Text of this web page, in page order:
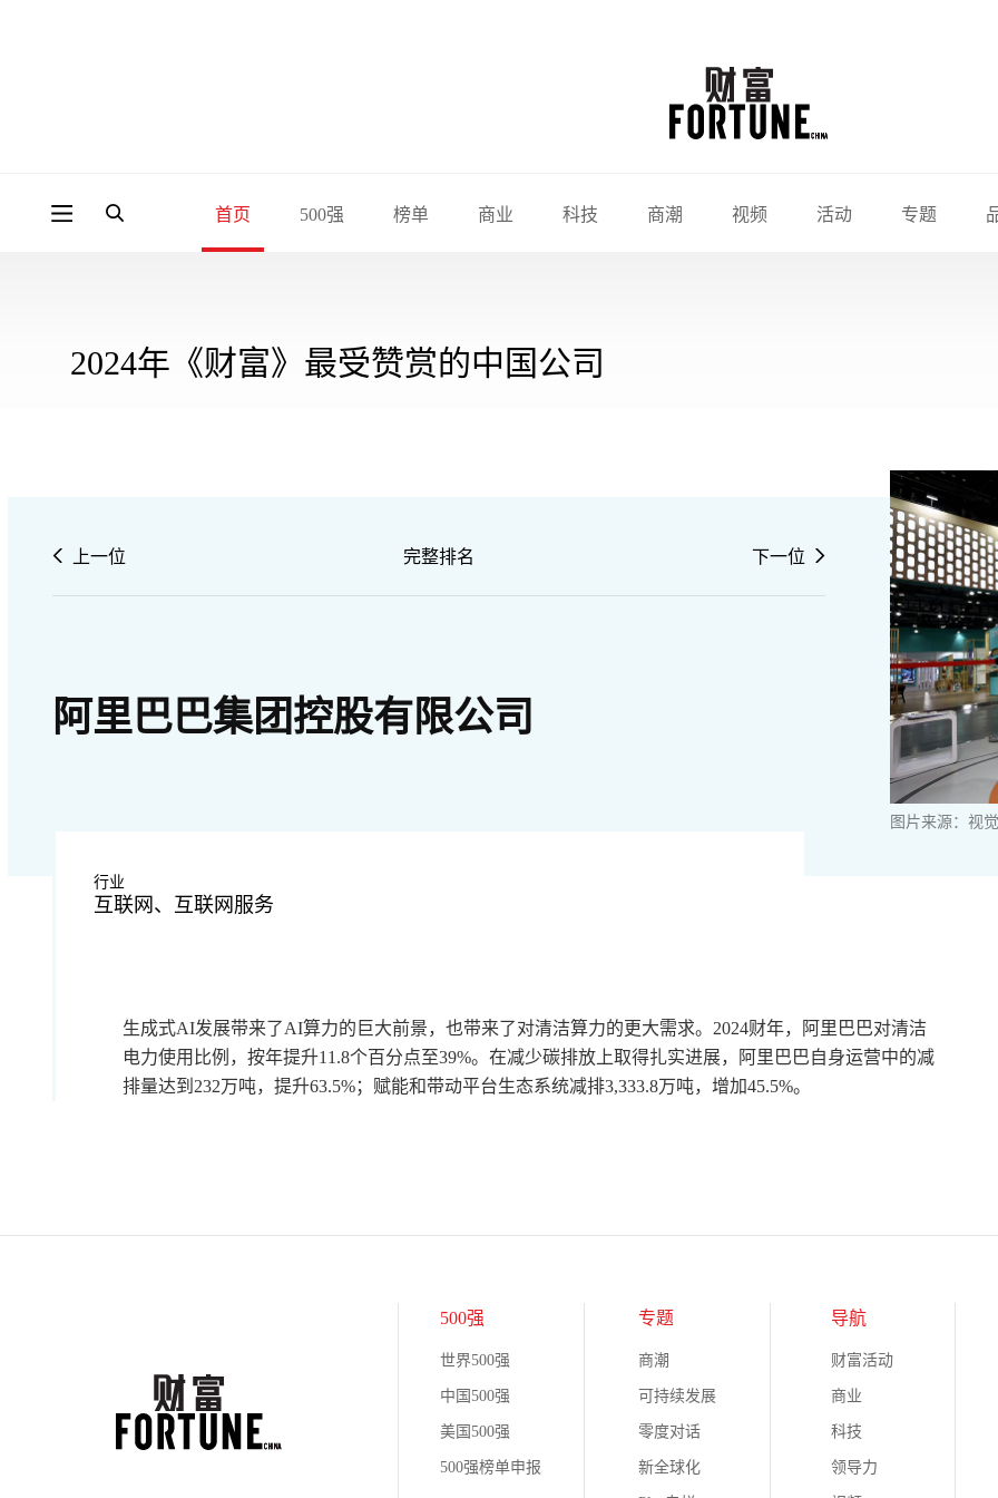
首页 500强 榜单 商业 科技 商潮 视频 活动 专题
2024年《财富》最受赞赏的中国公司
上一位 完整排名 下一位
阿里巴巴集团控股有限公司
图片来源：视
行业
互联网、互联网服务
生成式AI发展带来了AI算力的巨大前景，也带来了对清洁算力的更大需求。2024财年，阿里巴巴对清洁
电力使用比例，按年提升11.8个百分点至39%。在减少碳排放上取得扎实进展，阿里巴巴自身运营中的减
排量达到232万吨，提升63.5%；赋能和带动平台生态系统减排3,333.8万吨，增加45.5%。
500强
世界500强
中国500强
美国500强
500强榜单申报
专题
商潮
可持续发展
零度对话
新全球化
导航
财富活动
商业
科技
领导力